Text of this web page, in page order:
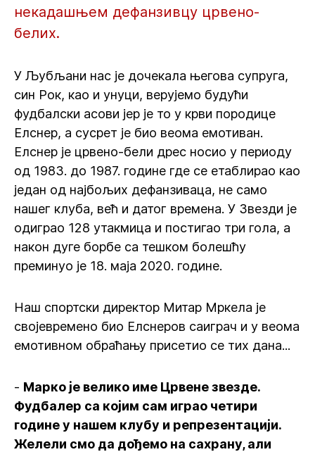
некадашњем дефанзивцу црвено-
белих.
У Љубљани нас је дочекала његова супруга,
син Рок, као и унуци, верујемо будући
фудбалски асови јер је то у крви породице
Елснер, а сусрет је био веома емотиван.
Елснер је црвено-бели дрес носио у периоду
од 1983. до 1987. године где се етаблирао као
један од најбољих дефанзиваца, не само
нашег клуба, већ и датог времена. У Звезди је
одиграо 128 утакмица и постигао три гола, а
након дуге борбе са тешком болешћу
преминуо је 18. маја 2020. године.
Наш спортски директор Митар Мркела је
својевремено био Елснеров саиграч и у веома
емотивном обраћању присетио се тих дана...
- Марко је велико име Црвене звезде.
Фудбалер са којим сам играо четири
године у нашем клубу и репрезентацији.
Желели смо да дођемо на сахрану, али